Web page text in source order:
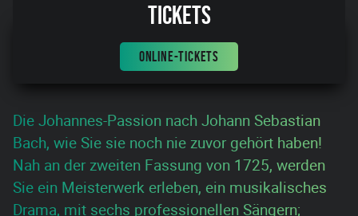
Tickets
ONLINE-TICKETS
Die Johannes-Passion nach Johann Sebastian
Bach, wie Sie sie noch nie zuvor gehört haben!
Nah an der zweiten Fassung von 1725, werden
Sie ein Meisterwerk erleben, ein musikalisches
Drama, mit sechs professionellen Sängern;